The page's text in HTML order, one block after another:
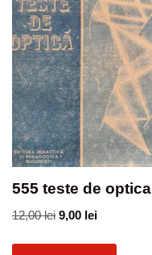
555 teste de optica
12,00lei 9,00 lei